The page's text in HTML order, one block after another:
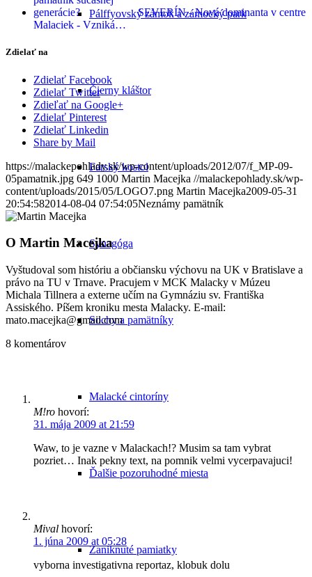
Pálffyovský zámok a zámocký park
Čierny kláštor
Farský kostol
Synagóga
Sochy a pamätníky
Malacké cintoríny
Ďalšie pozoruhodné miesta
Zaniknuté pamiatky
SEVERÍN - Nová dominanta v centre
Malaciek - Vzniká…
Zdielať na
Zdielať Facebook
Zdielať Twitter
Zdieľať na Google+
Zdielať Pinterest
Zdielať Linkedin
Share by Mail
https://malackepohlady.sk/wp-content/uploads/2012/07/f_MP-09-
05pamatnik.jpg 649 1000 Martin Macejka //malackepohlady.sk/wp-
content/uploads/2015/05/LOGO7.png Martin Macejka2009-05-31
20:54:582014-08-04 07:54:05Neznámy pamätník
O Martin Macejka
Vyštudoval som históriu a občiansku výchovu na UK v Bratislave a
právo na TU v Trnave. Pracujem v MCK Malacky v Múzeu
Michala Tillnera a externe učím na Gymnáziu sv. Františka
Assiského. Píšem kroniku mesta Malacky. E-mail:
mato.macejka@gmail.com
8 komentárov
M!ro hovorí:
31. mája 2009 at 21:59
Waw, to je vazne v Malackach!? Musim sa tam vybrat
pozriet… Inak pekny text, na pomnik velmi vycerpavajuci!
Mival hovorí:
1. júna 2009 at 05:28
vyborna investigativna reportaz, klobuk dolu